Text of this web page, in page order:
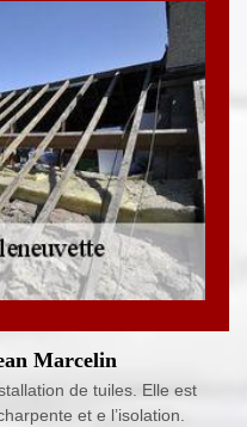
Marcelin
de tuiles. Elle est
et e l’isolation.